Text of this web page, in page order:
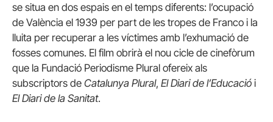
se situa en dos espais en el temps diferents: l’ocupació
de València el 1939 per part de les tropes de Franco i la
lluita per recuperar a les víctimes amb l’exhumació de
fosses comunes. El film obrirà el nou cicle de cinefòrum
que la Fundació Periodisme Plural ofereix als
subscriptors de Catalunya Plural, El Diari de l’Educació i
El Diari de la Sanitat.